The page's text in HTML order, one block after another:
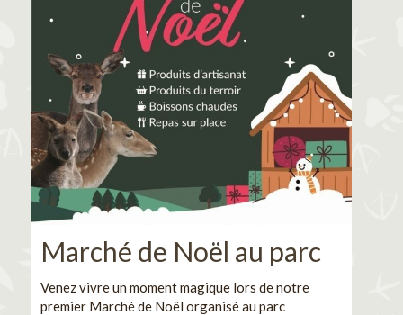
Marché de Noël au parc
Venez vivre un moment magique lors de notre
premier Marché de Noël organisé au parc